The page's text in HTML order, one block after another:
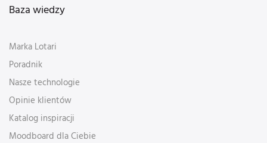
Baza wiedzy
Marka Lotari
Poradnik
Nasze technologie
Opinie klientów
Katalog inspiracji
Moodboard dla Ciebie